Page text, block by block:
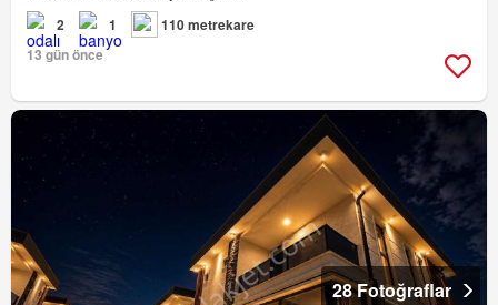
2 1
110 metrekare
13 gün önce
28 Fotoğraflar